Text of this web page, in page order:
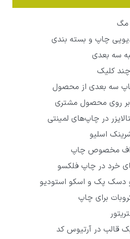
مگ
چاپ و بسته بندی
سه بعدی
کلیک
سه بعدی از محصول
روی محصول مشتری
در چاپ‌های لمینتی
اسلیو
مخصوص چاپ
خرد در چاپ فلکسو
دسک پک و اسکو استودیو
برای چاپ
قالب در آرتیوس کد